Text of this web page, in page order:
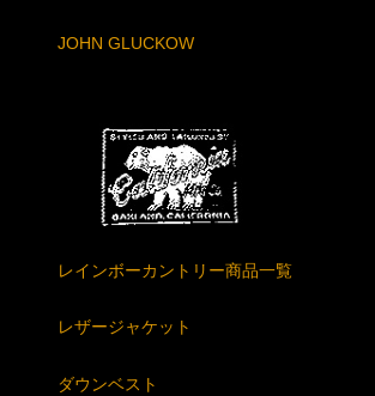
JOHN GLUCKOW
レインボーカントリー商品一覧
レザージャケット
ダウンベスト